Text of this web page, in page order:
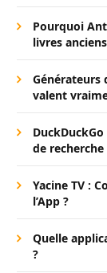
Pourquoi
livres
Générateurs
valent
de
Yacine TV :
l’App ?
Quelle
?